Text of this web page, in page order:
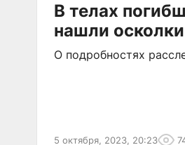
В телах
нашли осколки
О подробностях
5 октября, 2023, 20:23